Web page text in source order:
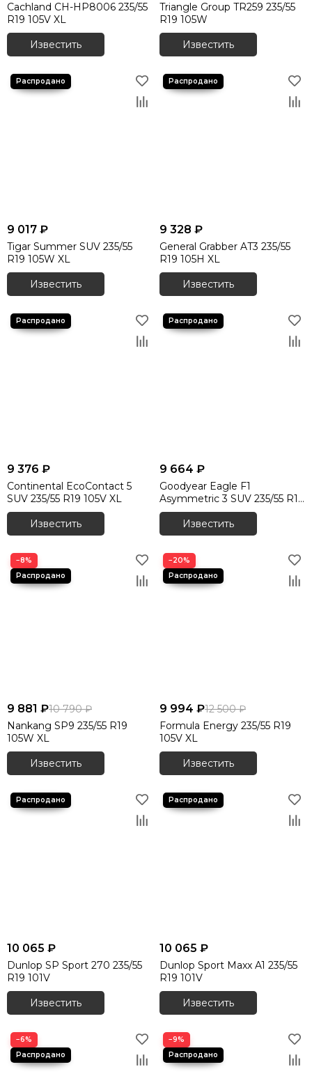
Cachland CH-HP8006 235/55
R19 105V XL
Известить
Triangle Group TR259 235/55
R19 105W
Известить
9 017 ₽
Tigar Summer SUV 235/55
R19 105W XL
Известить
9 328 ₽
General Grabber AT3 235/55
R19 105H XL
Известить
9 376 ₽
Continental EcoContact 5
SUV 235/55 R19 105V XL
Известить
9 664 ₽
Goodyear Eagle F1
Asymmetric 3 SUV 235/55 R19
105W XL
Известить
−8%
9 881 ₽10 790 ₽
Nankang SP9 235/55 R19
105W XL
Известить
−20%
9 994 ₽12 500 ₽
Formula Energy 235/55 R19
105V XL
Известить
10 065 ₽
Dunlop SP Sport 270 235/55
R19 101V
Известить
10 065 ₽
Dunlop Sport Maxx A1 235/55
R19 101V
Известить
−6% −9%